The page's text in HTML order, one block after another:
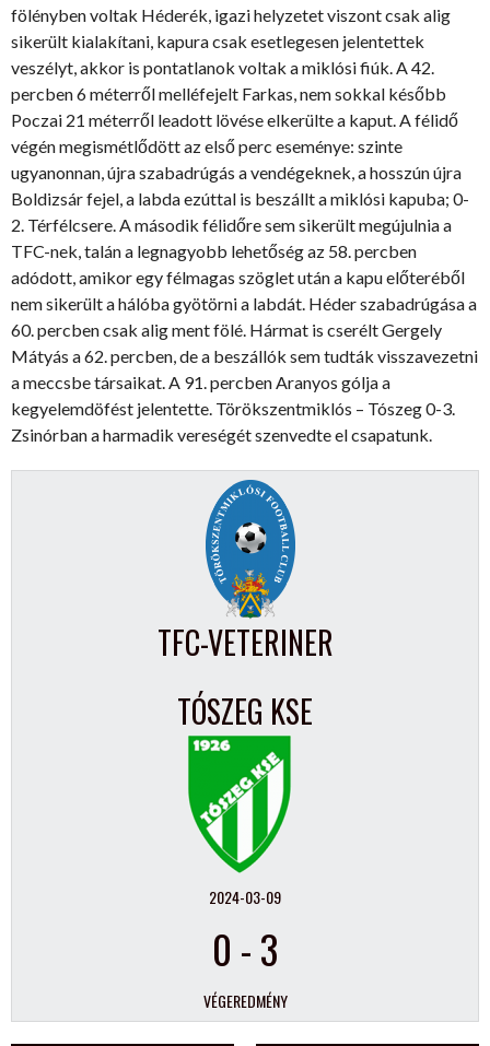
fölényben voltak Héderék, igazi helyzetet viszont csak alig
sikerült kialakítani, kapura csak esetlegesen jelentettek
veszélyt, akkor is pontatlanok voltak a miklósi fiúk. A 42.
percben 6 méterről melléfejelt Farkas, nem sokkal később
Poczai 21 méterről leadott lövése elkerülte a kaput. A félidő
végén megismétlődött az első perc eseménye: szinte
ugyanonnan, újra szabadrúgás a vendégeknek, a hosszún újra
Boldizsár fejel, a labda ezúttal is beszállt a miklósi kapuba; 0-
2. Térfélcsere. A második félidőre sem sikerült megújulnia a
TFC-nek, talán a legnagyobb lehetőség az 58. percben
adódott, amikor egy félmagas szöglet után a kapu előteréből
nem sikerült a hálóba gyötörni a labdát. Héder szabadrúgása a
60. percben csak alig ment fölé. Hármat is cserélt Gergely
Mátyás a 62. percben, de a beszállók sem tudták visszavezetni
a meccsbe társaikat. A 91. percben Aranyos gólja a
kegyelemdöfést jelentette. Törökszentmiklós – Tószeg 0-3.
Zsinórban a harmadik vereségét szenvedte el csapatunk.
TFC-VETERINER
TÓSZEG KSE
2024-03-09
0 -3
VÉGEREDMÉNY